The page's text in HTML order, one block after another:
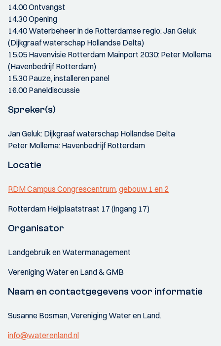
14.00 Ontvangst
14.30 Opening
14.40 Waterbeheer in de Rotterdamse regio: Jan Geluk
(Dijkgraaf waterschap Hollandse Delta)
15.05 Havenvisie Rotterdam Mainport 2030: Peter Mollema
(Havenbedrijf Rotterdam)
15.30 Pauze, installeren panel
16.00 Paneldiscussie
Spreker(s)
Jan Geluk: Dijkgraaf waterschap Hollandse Delta
Peter Mollema: Havenbedrijf Rotterdam
Locatie
RDM Campus Congrescentrum, gebouw 1 en 2
Rotterdam Heijplaatstraat 17 (ingang 17)
Organisator
Landgebruik en Watermanagement
Vereniging Water en Land & GMB
Naam en contactgegevens voor informatie
Susanne Bosman, Vereniging Water en Land.
info@waterenland.nl